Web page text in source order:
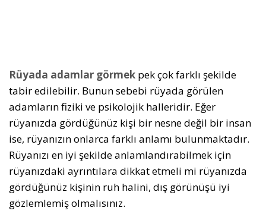
Rüyada adamlar görmek pek çok farklı şekilde
tabir edilebilir. Bunun sebebi rüyada görülen
adamların fiziki ve psikolojik halleridir. Eğer
rüyanızda gördüğünüz kişi bir nesne değil bir insan
ise, rüyanızın onlarca farklı anlamı bulunmaktadır.
Rüyanızı en iyi şekilde anlamlandırabilmek için
rüyanızdaki ayrıntılara dikkat etmeli mi rüyanızda
gördüğünüz kişinin ruh halini, dış görünüşü iyi
gözlemlemiş olmalısınız.